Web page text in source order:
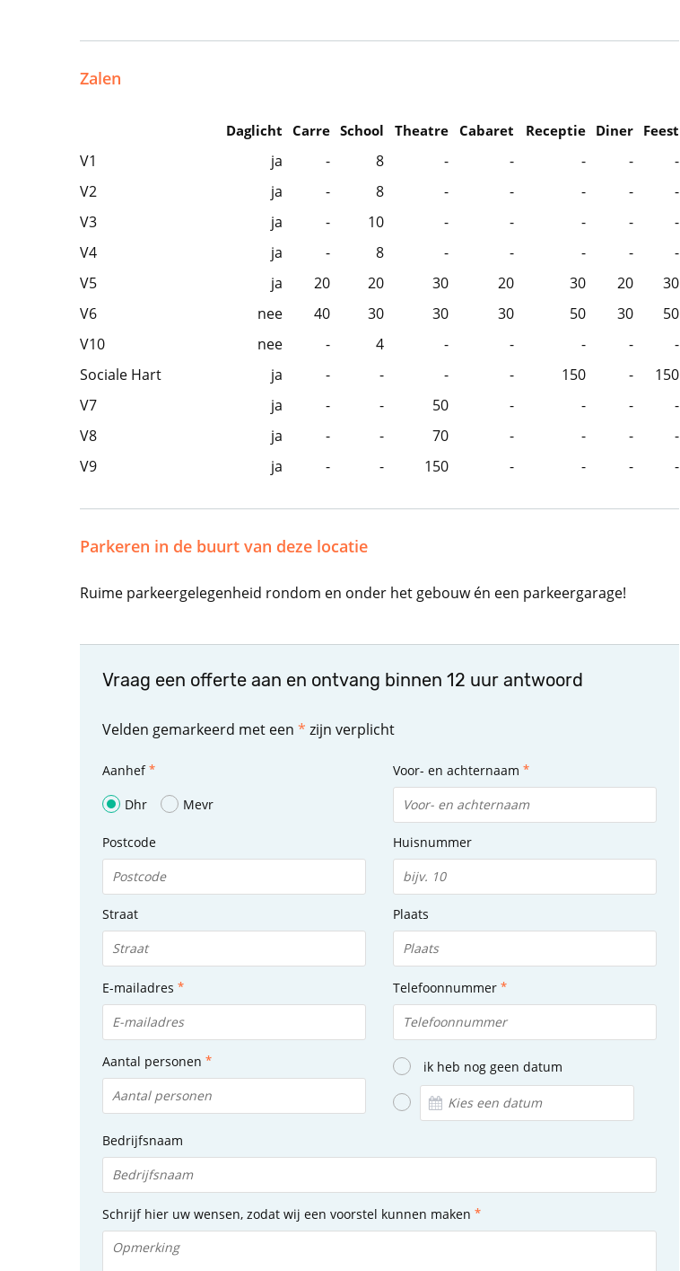
Zalen
Daglicht Carre School Theatre Cabaret Receptie Diner Feest
V1 ja - 8 - - - -
-
V2
ja - 8 - - - -
-
V3
ja - 10 - - - -
-
V4
ja - 8 - - - -
-
V5
ja 20 20 30 20 30 20
30
V6
nee 40 30 30 30 50 30
50
V10
nee - 4 - - - -
-
Sociale Hart
ja - - - - 150 -
150
V7
ja - - 50 - - -
-
V8
ja - - 70 - - -
-
V9
ja - - 150 - - - -
Parkeren in de buurt van deze locatie
Ruime parkeergelegenheid rondom en onder het gebouw én een parkeergarage!
Vraag een offerte aan en ontvang binnen 12 uur antwoord
Velden gemarkeerd met een * zijn verplicht
Aanhef
Dhr
Mevr
Voor- en achternaam
Postcode Huisnummer
Straat Plaats
E-mailadres Telefoonnummer
Aantal personen ik heb nog geen datum
Bedrijfsnaam
Schrijf hier uw wensen, zodat wij een voorstel kunnen maken